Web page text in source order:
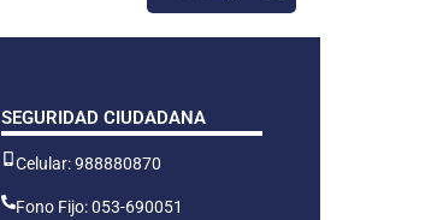
SEGURIDAD CIUDADANA
Celular: 988880870
Fono Fijo: 053-690051